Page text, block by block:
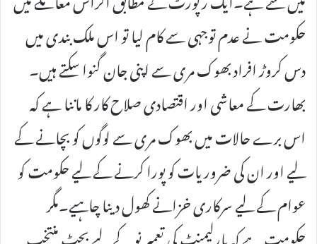
حکومت نے عدم توجہی سے کام لیا تو اس ملک بندی میں
دس کروڑ افراد بھوک مری سے اپنی جان گنوا سکتے ہیں۔
بھارت کے معاشی اور اقتصادی صلاح کار کا ماننا ہے کہ
اس برے حالات میں بھوک مری سے لوگوں کو بچانے کے
لیے اور ان کی ضروریات کو پورا کرنے کے لیے حکومت کو
عوام کے لیے سرکاری خزانے کھول دینا چاہیے۔مگر
حکومت ہے کہ پارلیمنٹ کی تعمیر نو کے لیے بجٹ منتخب